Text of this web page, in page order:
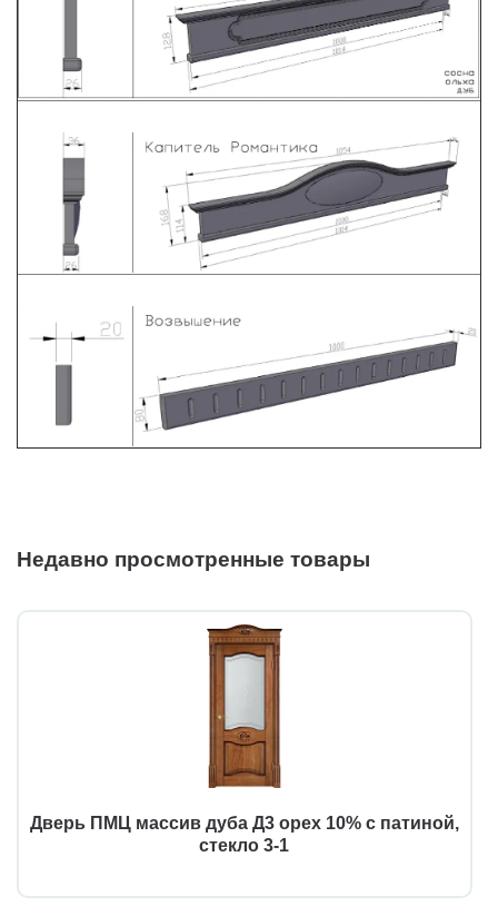
Недавно просмотренные товары
Дверь ПМЦ массив дуба Д3 орех 10% с патиной,
стекло 3-1